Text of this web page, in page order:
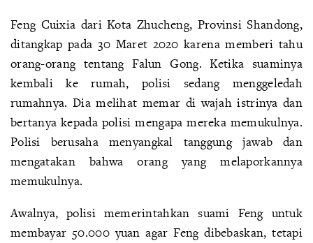
Feng Cuixia dari Kota Zhucheng, Provinsi Shandong,
ditangkap pada 30 Maret 2020 karena memberi tahu
orang-orang tentang Falun Gong. Ketika suaminya
kembali ke rumah, polisi sedang menggeledah
rumahnya. Dia melihat memar di wajah istrinya dan
bertanya kepada polisi mengapa mereka memukulnya.
Polisi berusaha menyangkal tanggung jawab dan
mengatakan bahwa orang yang melaporkannya
memukulnya.
Awalnya, polisi memerintahkan suami Feng untuk
membayar 50.000 yuan agar Feng dibebaskan, tetapi